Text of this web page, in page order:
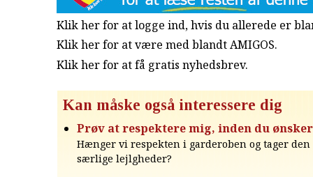
Klik her for at logge ind, hvis du allerede er
Klik her for at være med blandt AMIGOS.
Klik her for at få gratis nyhedsbrev.
Kan måske også interessere dig
Prøv at respektere mig, inden du
Hænger vi respekten i garderoben og tager
særlige lejlgheder?